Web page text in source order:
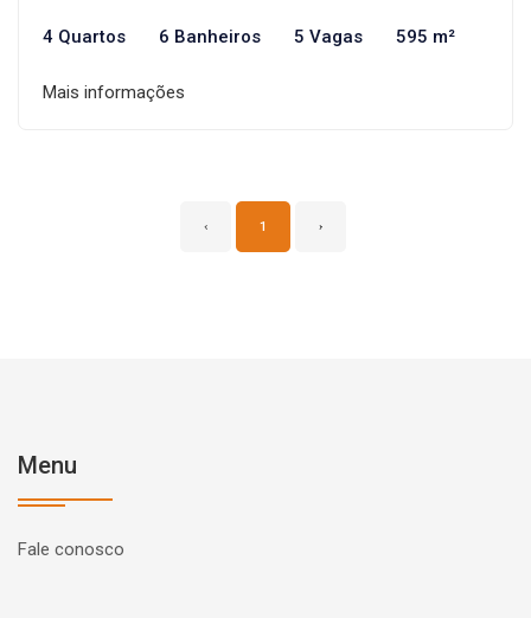
4 Quartos 6 Banheiros 5 Vagas 595 m²
Mais informações
‹ 1 ›
Menu
Fale conosco